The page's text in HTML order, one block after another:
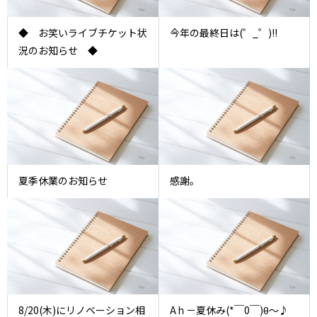
◆ お笑いライブチケット状
況のお知らせ ◆
今年の最終日は(゜_゜)!!
夏季休業のお知らせ 感謝。
8/20(木)にリノベーション相 Aｈ－夏休み(*￣0￣)θ～♪